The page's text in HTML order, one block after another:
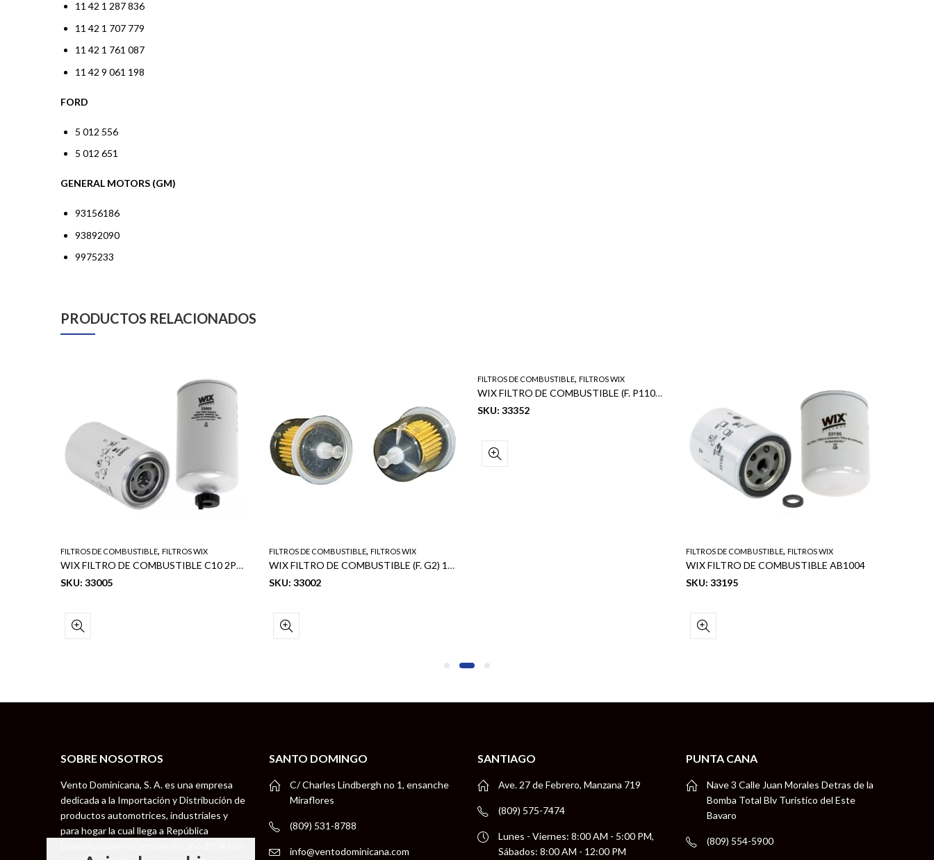
11 42 1 287 836
11 42 1 707 779
11 42 1 761 087
11 42 9 061 198
FORD
5 012 556
5 012 651
GENERAL MOTORS (GM)
93156186
93892090
9975233
PRODUCTOS RELACIONADOS
FILTROS DE COMBUSTIBLE, FILTROS WIX
WIX FILTRO DE COMBUSTIBLE C10 2PN-ON
SKU: 33005
FILTROS DE COMBUSTIBLE, FILTROS WIX
WIX FILTRO DE COMBUSTIBLE (F. G2) 16400-0W000
SKU: 33002
FILTROS DE COMBUSTIBLE, FILTROS WIX
WIX FILTRO DE COMBUSTIBLE (F. P1104) 426430A1
SKU: 33352
FILTROS DE COMBUSTIBLE, FILTROS WIX
WIX FILTRO DE COMBUSTIBLE AB1004
SKU: 33195
SOBRE NOSOTROS
Vento Dominicana, S. A. es una empresa
dedicada a la Importación y Distribución de
productos automotrices, industriales y
para hogar la cual llega a República
SANTO DOMINGO
C/ Charles Lindbergh no 1, ensanche
Miraflores
(809) 531-8788
info@ventodominicana.com
SANTIAGO
Ave. 27 de Febrero, Manzana 719
(809) 575-7474
Lunes - Viernes: 8:00 AM - 5:00 PM,
Sábados: 8:00 AM - 12:00 PM
PUNTA CANA
Nave 3 Calle Juan Morales Detras de la
Bomba Total Blv Turistico del Este
Bavaro
(809) 554-5900